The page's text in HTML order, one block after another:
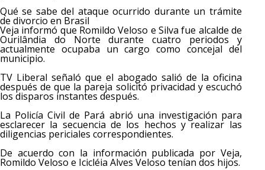
Qué se sabe del ataque ocurrido durante un trámite
de divorcio en Brasil
Veja informó que Romildo Veloso e Silva fue alcalde de
Ourilândia do Norte durante cuatro periodos y
actualmente ocupaba un cargo como concejal del
municipio.
TV Liberal señaló que el abogado salió de la oficina
después de que la pareja solicitó privacidad y escuchó
los disparos instantes después.
La Policía Civil de Pará abrió una investigación para
esclarecer la secuencia de los hechos y realizar las
diligencias periciales correspondientes.
De acuerdo con la información publicada por Veja,
Romildo Veloso e Icicléia Alves Veloso tenían dos hijos.